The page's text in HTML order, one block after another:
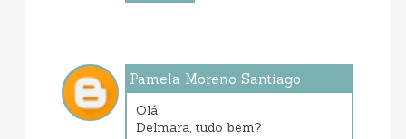
Pamela Moreno Santiago
Olá
Delmara, tudo bem?